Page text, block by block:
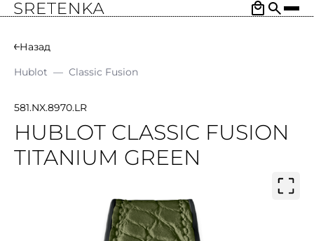
Назад
Hublot — Classic Fusion
581.NX.8970.LR
HUBLOT CLASSIC FUSION
TITANIUM GREEN